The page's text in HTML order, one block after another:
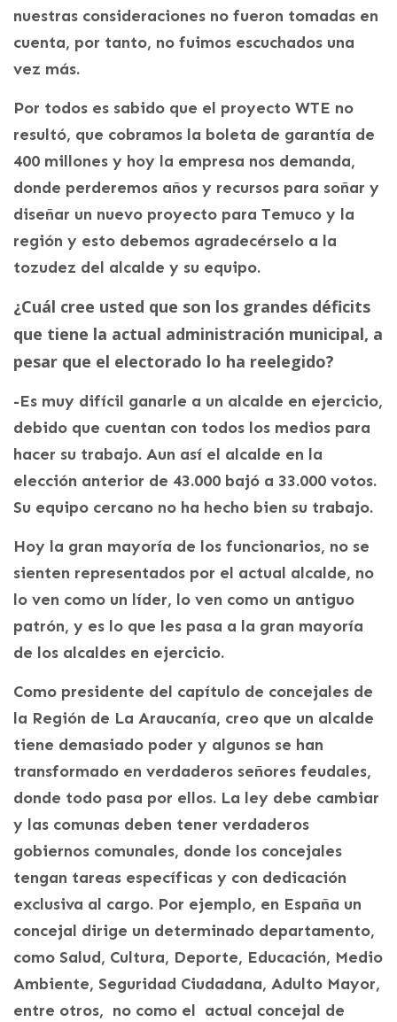
nuestras consideraciones no fueron tomadas en
cuenta, por tanto, no fuimos escuchados una
vez más.
Por todos es sabido que el proyecto WTE no
resultó, que cobramos la boleta de garantía de
400 millones y hoy la empresa nos demanda,
donde perderemos años y recursos para soñar y
diseñar un nuevo proyecto para Temuco y la
región y esto debemos agradecérselo a la
tozudez del alcalde y su equipo.
¿Cuál cree usted que son los grandes déficits
que tiene la actual administración municipal, a
pesar que el electorado lo ha reelegido?
-Es muy difícil ganarle a un alcalde en ejercicio,
debido que cuentan con todos los medios para
hacer su trabajo. Aun así el alcalde en la
elección anterior de 43.000 bajó a 33.000 votos.
Su equipo cercano no ha hecho bien su trabajo.
Hoy la gran mayoría de los funcionarios, no se
sienten representados por el actual alcalde, no
lo ven como un líder, lo ven como un antiguo
patrón, y es lo que les pasa a la gran mayoría
de los alcaldes en ejercicio.
Como presidente del capítulo de concejales de
la Región de La Araucanía, creo que un alcalde
tiene demasiado poder y algunos se han
transformado en verdaderos señores feudales,
donde todo pasa por ellos. La ley debe cambiar
y las comunas deben tener verdaderos
gobiernos comunales, donde los concejales
tengan tareas específicas y con dedicación
exclusiva al cargo. Por ejemplo, en España un
concejal dirige un determinado departamento,
como Salud, Cultura, Deporte, Educación, Medio
Ambiente, Seguridad Ciudadana, Adulto Mayor,
entre otros, no como el actual concejal de